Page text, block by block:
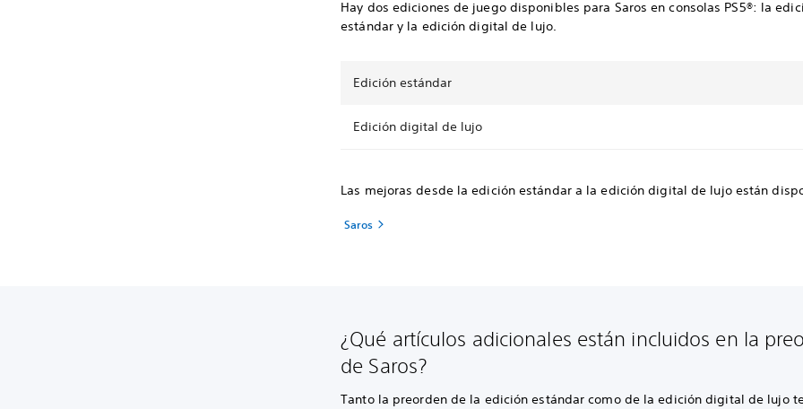
Hay dos ediciones de juego disponibles para Saros en consolas PS5®: la
estándar y la edición digital de lujo.
Edición estándar
Edición digital de lujo
Las mejoras desde la edición estándar a la edición digital de lujo están
Saros
¿Qué artículos adicionales están incluidos en la
de Saros?
Tanto la preorden de la edición estándar como de la edición digital de lujo